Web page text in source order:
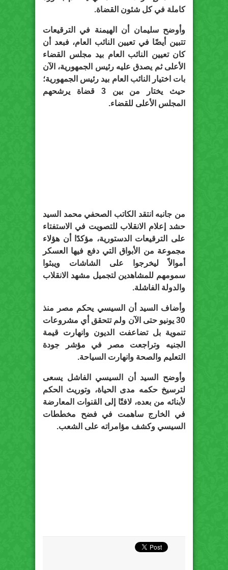
كاملة في كل شئون القضاة.
وأوضح سليمان أن الهيمنة في الترقيعات
تتبين أيضًا في تعيين النائب العام، فبعد أن
كان تعيين النائب العام بيد مجلس القضاء
الأعلى ثم يصدق عليه رئيس الجمهورية، الآن
بات اختيار النائب العام بيد رئيس الجمهورية؛
حيث يختار من بين 3 قضاة يرشحهم
المجلس الأعلى للقضاء.
من جانبه انتقد الكاتب الصحفي محمد السيد
حشد إعلام الانقلاب للتصويت في الاستفتاء
على الترقيعات الدستورية، مؤكدًا أن هؤلاء
مجموعة من الأبواق التي دفع فيها العسكر
أموالاً ليخرجوا على الشاشات ويبثوا
سمومهم للمشاهدين لتجميل مشهد الانقلاب
والدولة الفاشلة.
وأضاف السيد أن السيسي يحكم مصر منذ
30 يونيو حتى الآن ولم تتحقق أي مشروعات
تنموية بل تضاعفت الديون وانهارت قيمة
الجنيه وتراجعت مصر في مؤشر جودة
التعليم والصحة وانهارت السياحة.
وأوضح السيد أن السيسي الفاشل يسعى
لترسيخ حكمه مدى الحياة، وتوريث الحكم
لأبنائه من بعده، لافتًا إلى القنوات المعارضة
في الخارج ساهمت في فضح مخططات
السيسي وكشف مؤامراته على الشعب.